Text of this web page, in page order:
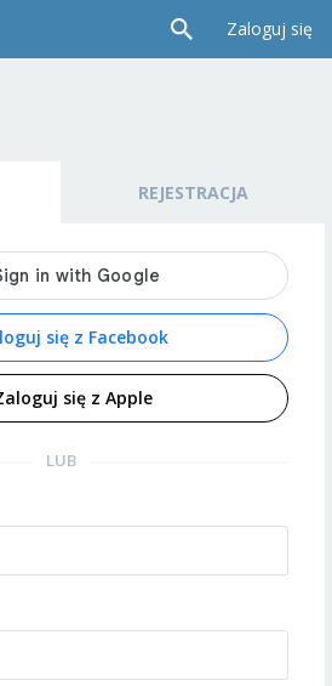
Zaloguj się
REJESTRACJA
się z Facebook
się z Apple
LUB